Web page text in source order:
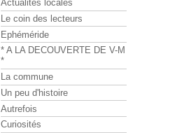
Actualités locales
Le coin des lecteurs
Ephéméride
* A LA DECOUVERTE DE V-M
*
La commune
Un peu d'histoire
Autrefois
Curiosités